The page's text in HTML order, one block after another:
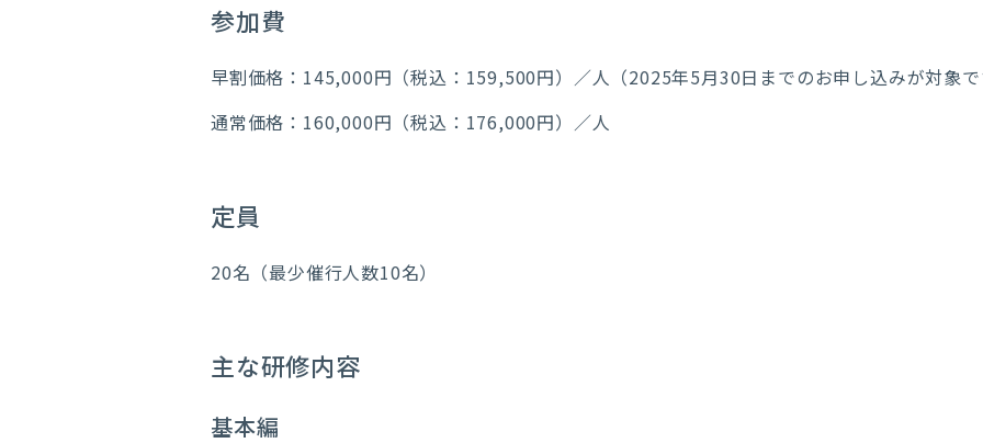
参加費
早割価格：145,000円（税込：159,500円）／人（2025年5月30日までのお申し込みが対象
通常価格：160,000円（税込：176,000円）／人
定員
20名（最少催行人数10名）
主な研修内容
基本編